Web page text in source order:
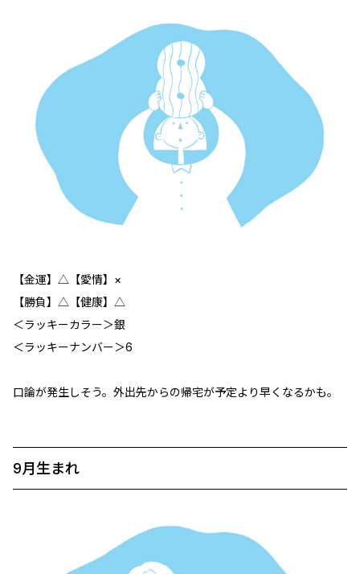
【金運】△【愛情】×
【勝負】△【健康】△
＜ラッキーカラー＞銀
＜ラッキーナンバー＞6
口論が発生しそう。外出先からの帰宅が予定より早くなるかも。
9月生まれ